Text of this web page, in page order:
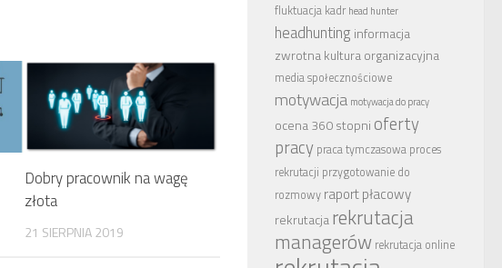
Dobry pracownik na wagę
złota
21 SIERPNIA 2019
fluktuacja kadr head hunter
headhunting informacja
zwrotnakultura organizacyjna
media społecznościowe
motywacja motywacja do pracy
ocena 360 stopni oferty
pracy praca tymczasowa proces
rekrutacji przygotowanie do
rozmowy raport płacowy
rekrutacjarekrutacja
managerów rekrutacja online